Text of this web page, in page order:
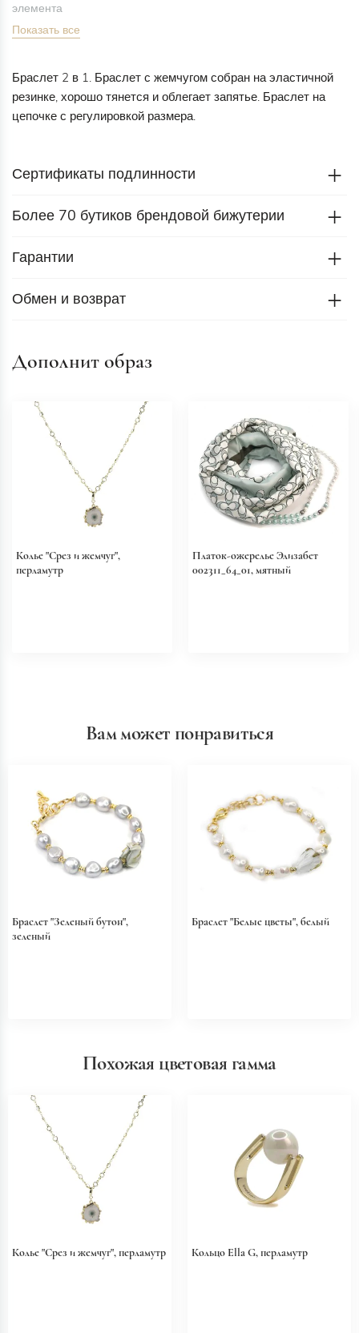
элемента
Показать все
Браслет 2 в 1. Браслет с жемчугом собран на эластичной
резинке, хорошо тянется и облегает запятье. Браслет на
цепочке с регулировкой размера.
Сертификаты подлинности
Более 70 бутиков брендовой бижутерии
Гарантии
Обмен и возврат
Дополнит образ
Колье "Срез и жемчуг",
перламутр
Платок-ожерелье Элизабет
002311_64_01, мятный
Вам может понравиться
Браслет "Зеленый бутон",
зеленый
Браслет "Белые цветы", белый
Похожая цветовая гамма
Колье "Срез и жемчуг", перламутр Кольцо Ella G, перламутр